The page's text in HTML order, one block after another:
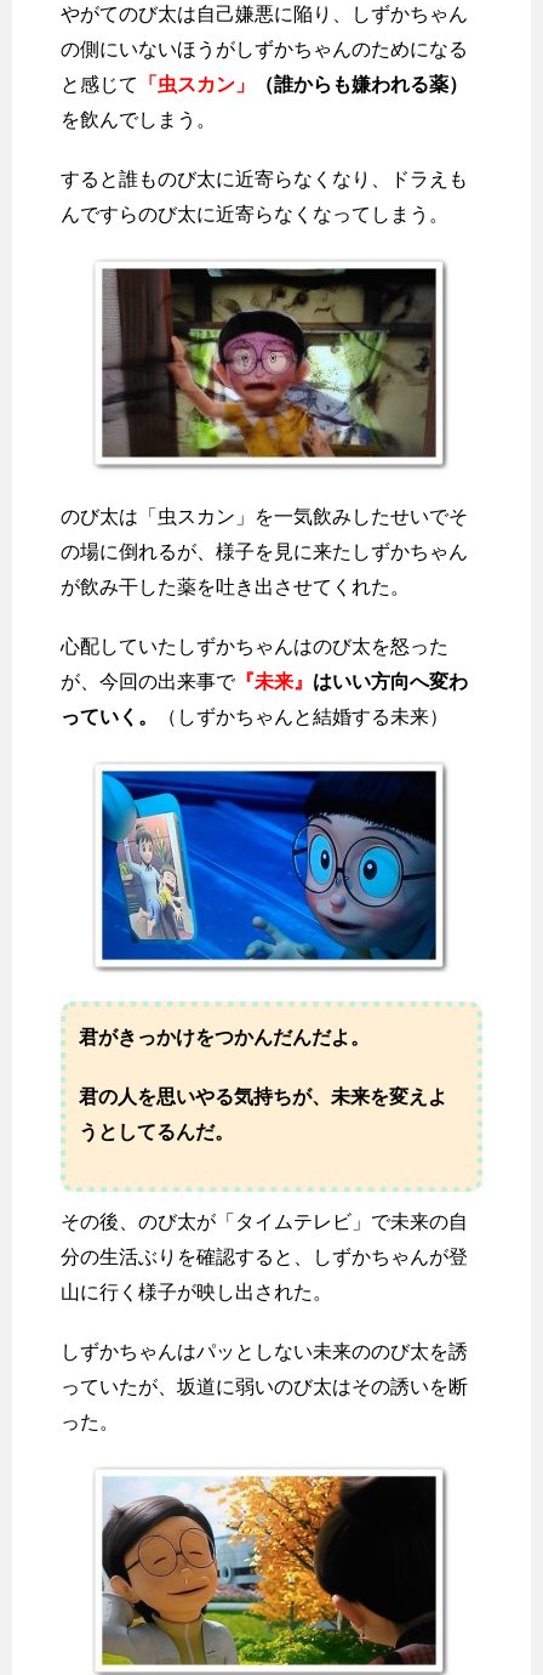
やがてのび太は自己嫌悪に陥り、しずかちゃん
の側にいないほうがしずかちゃんのためになる
と感じて
「虫スカン」
（誰からも嫌われる薬）
を飲んでしまう。
すると誰ものび太に近寄らなくなり、ドラえも
んですらのび太に近寄らなくなってしまう。
のび太は「虫スカン」を一気飲みしたせいでそ
の場に倒れるが、様子を見に来たしずかちゃん
が飲み干した薬を吐き出させてくれた。
心配していたしずかちゃんはのび太を怒った
が、今回の出来事で『未来』 はいい方向へ変わ
っていく。
（しずかちゃんと結婚する未来）
君がきっかけをつかんだんだよ。
君の人を思いやる気持ちが、未来を変えよ
うとしてるんだ。
その後、のび太が「タイムテレビ」で未来の自
分の生活ぶりを確認すると、しずかちゃんが登
山に行く様子が映し出された。
しずかちゃんはパッとしない未来ののび太を誘
っていたが、坂道に弱いのび太はその誘いを断
った。